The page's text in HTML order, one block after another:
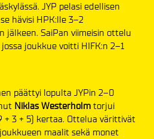
JYP pelasi edellisen
hävisi HPK:lle 3–2
jälkeen. SaiPan viimeisin ottelu
joukkue voitti HIFK:n 2–1
päättyi lopulta JYPin 2–0
Niklas Westerholm torjui
+ 3 + 5) kertaa. Ottelua värittivät
maalit sekä monet